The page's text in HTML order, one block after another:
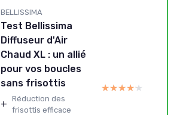
BELLISSIMA
Test Bellissima
Diffuseur d'Air
Chaud XL : un allié
pour vos boucles
sans frisottis
+ Réduction des
frisottis efficace
★★★★★
★★★★★